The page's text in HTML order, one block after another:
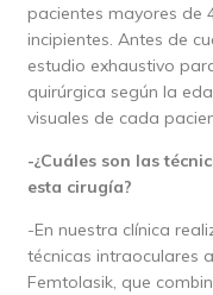
pacientes mayores de
incipientes. Antes de
estudio exhaustivo
quirúrgica según la
visuales de cada
-¿Cuáles son las
esta cirugía?
-En nuestra clínica
técnicas intraoculares
Femtolasik, que